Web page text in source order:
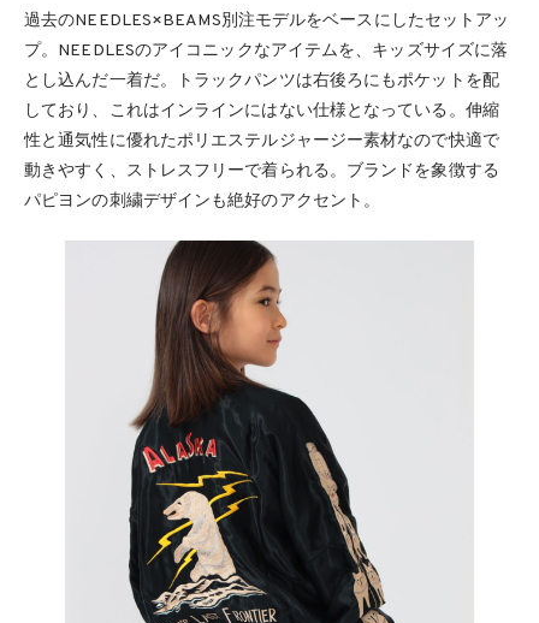
過去のNEEDLES×BEAMS別注モデルをベースにしたセットアッ
プ。NEEDLESのアイコニックなアイテムを、キッズサイズに落
とし込んだ一着だ。トラックパンツは右後ろにもポケットを配
しており、これはインラインにはない仕様となっている。伸縮
性と通気性に優れたポリエステルジャージー素材なので快適で
動きやすく、ストレスフリーで着られる。ブランドを象徴する
パピヨンの刺繍デザインも絶好のアクセント。